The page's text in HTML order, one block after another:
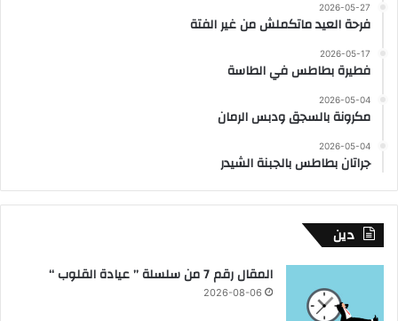
2026-05-27
فرحة العيد ماتكملش من غير الفتة
2026-05-17
فطيرة بطاطس في الطاسة
2026-05-04
مكرونة بالسجق ودبس الرمان
2026-05-04
جراتان بطاطس بالجبنة الشيدر
دين
المقال رقم 7 من سلسلة ” عيادة القلوب “
2026-08-06